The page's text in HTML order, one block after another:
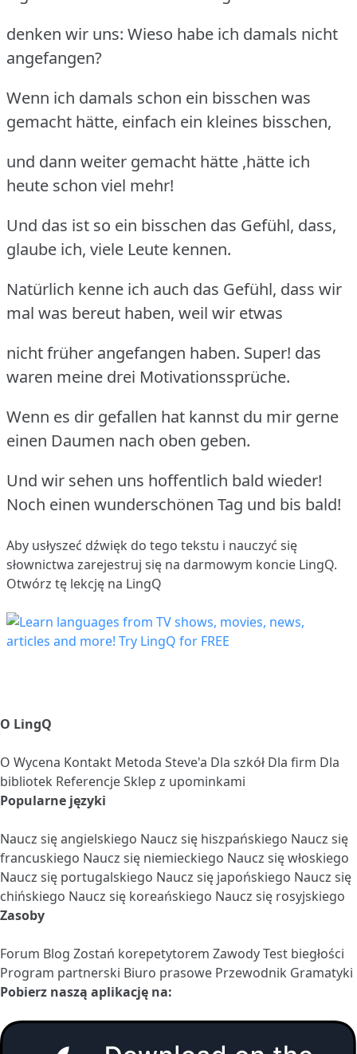
denken wir uns: Wieso habe ich damals nicht
angefangen?
Wenn ich damals schon ein bisschen was
gemacht hätte, einfach ein kleines bisschen,
und dann weiter gemacht hätte ,hätte ich
heute schon viel mehr!
Und das ist so ein bisschen das Gefühl, dass,
glaube ich, viele Leute kennen.
Natürlich kenne ich auch das Gefühl, dass wir
mal was bereut haben, weil wir etwas
nicht früher angefangen haben. Super! das
waren meine drei Motivationssprüche.
Wenn es dir gefallen hat kannst du mir gerne
einen Daumen nach oben geben.
Und wir sehen uns hoffentlich bald wieder!
Noch einen wunderschönen Tag und bis bald!
Aby usłyszeć dźwięk do tego tekstu i nauczyć się
słownictwa zarejestruj się na darmowym koncie LingQ.
Otwórz tę lekcję na LingQ
O LingQ
O Wycena Kontakt Metoda Steve'a Dla szkół Dla firm Dla
bibliotek ReferencjeSklep z upominkami
Popularne języki
Naucz się angielskiego Naucz się hiszpańskiego Naucz się
francuskiego Naucz się niemieckiego Naucz się włoskiego
Naucz się portugalskiego Naucz się japońskiego Naucz się
chińskiego Naucz się koreańskiego Naucz się rosyjskiego
Zasoby
Forum Blog Zostań korepetytorem ZawodyTest biegłości
Program partnerski Biuro prasowe Przewodnik Gramatyki
Pobierz naszą aplikację na: